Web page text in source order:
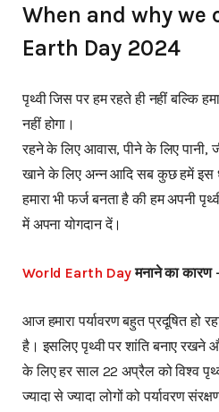
When and why we
Earth Day 2024
पृथ्वी जिस पर हम रहते ही नहीं बल्कि
नहीं होगा।
रहने के लिए आवास, पीने के लिए पानी,
खाने के लिए अन्न आदि सब कुछ हमें इस
हमारा भी फर्ज बनता है की हम अपनी
में अपना योगदान दें।
World Earth Dayमनाने का कारण
आज हमारा पर्यावरण बहुत प्रदूषित हो
है। इसलिए पृथ्वी पर शांति बनाए रखने
के लिए हर साल 22 अप्रैल को विश्व
ज्यादा से ज्यादा लोगों को पर्यावरण